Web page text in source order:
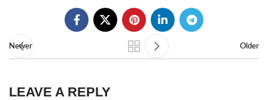
Newer Older
LEAVE A REPLY